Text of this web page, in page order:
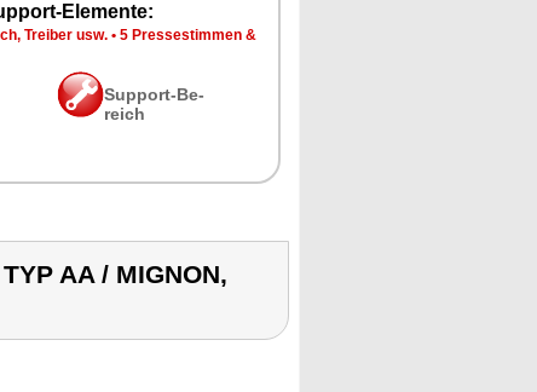
Ele­men­te:
Trei­ber usw. • 5 Pres­se­stim­men &
Sup­port-Be­
reich
AA / MIGNON,